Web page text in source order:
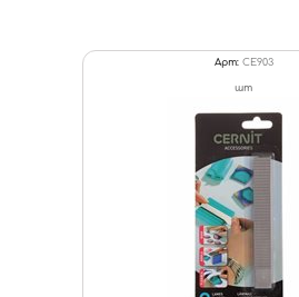
Арт: CE903
шт